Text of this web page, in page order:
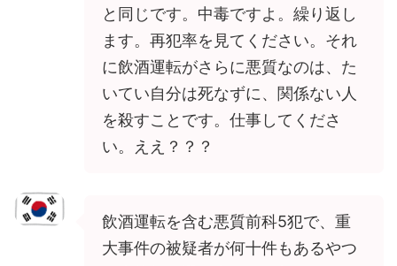
と同じです。中毒ですよ。繰り返し
ます。再犯率を見てください。それ
に飲酒運転がさらに悪質なのは、た
いてい自分は死なずに、関係ない人
を殺すことです。仕事してくださ
い。ええ？？？
飲酒運転を含む悪質前科5犯で、重
大事件の被疑者が何十件もあるやつ